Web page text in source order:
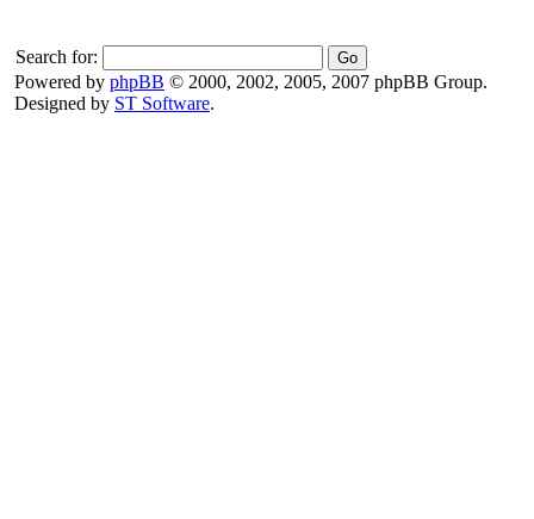
Search for:
Powered by phpBB © 2000, 2002, 2005, 2007 phpBB Group.
Designed by ST Software.